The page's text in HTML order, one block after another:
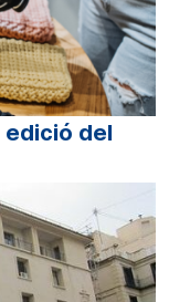
edició del